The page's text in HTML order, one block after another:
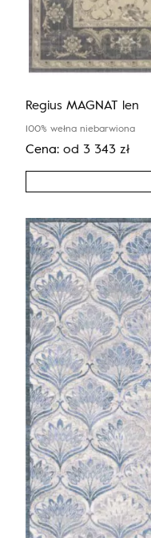
Regius MAGNAT len
100% wełna niebarwiona
Cena: od 3 343 zł